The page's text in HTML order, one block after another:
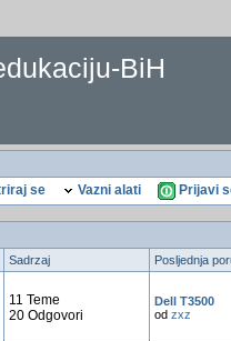
BiH
se Vazni alati Prijavi
Sadrzaj Posljednja
11 Teme
20 Odgovori
Dell T3500
od zxz